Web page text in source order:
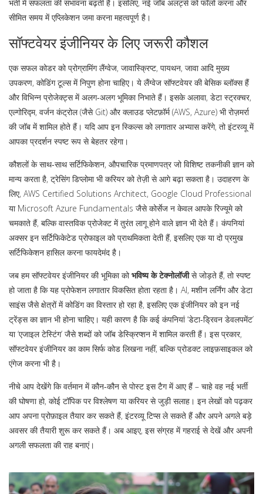
भर्ती में सफलता की संभावना बढ़ती है। इसलिए, नई जॉब अलर्ट्स को फॉलो करना और
सीमित समय में एप्लिकेशन जमा करना महत्वपूर्ण है।
सॉफ्टवेयर इंजीनियर के लिए जरूरी कौशल
एक सफल कोडर कोप्रोग्रामिंग लैंग्वेज, जावास्क्रिप्ट, पायथन, जावा आदि मुख्य
उपकरण, कोडिंग टूल्समें निपुण होना चाहिए। ये लैंग्वेज सॉफ्टवेयर की बेसिक ब्लॉक्स हैं
और विभिन्न प्रोजेक्ट्स में अलग‑अलग भूमिका निभाते हैं। इसके अलावा, डेटा स्ट्रक्चर,
एल्गोरिद्म, वर्जन कंट्रोल (जैसे Git) और क्लाउड प्लेटफ़ॉर्म (AWS, Azure) भी रोज़मर्रा
की जॉब में शामिल होते हैं। यदि आप इन स्किल्स को लगातार अभ्यास करेंगे, तो इंटरव्यू में
आपका प्रदर्शन स्पष्ट रूप से बेहतर रहेगा।
कौशलों के साथ‑साथसर्टिफिकेशन, औपचारिक प्रमाणपत्र जो विशिष्ट तकनीकी ज्ञान को
मान्य करता है, ट्रेसिंग डिप्लोमाभी करियर को तेज़ी से आगे बढ़ा सकता है। उदाहरण के
लिए, AWS Certified Solutions Architect, Google Cloud Professional
या Microsoft Azure Fundamentals जैसे कोर्सेज न केवल आपके रिज्यूमे को
चमकाते हैं, बल्कि वास्तविक प्रोजेक्ट में तुरंत लागू होने वाले ज्ञान भी देते हैं। कंपनियां
अक्सर इन सर्टिफिकेटेड प्रोफाइल को प्राथमिकता देती हैं, इसलिए एक या दो प्रमुख
सर्टिफिकेशन हासिल करना फायदेमंद है।
जब हम सॉफ्टवेयर इंजीनियर की भूमिका कोभविष्य के टेक्नोलॉजीसे जोड़ते हैं, तो स्पष्ट
हो जाता है कि यह प्रोफेशन लगातार विकसित होता रहता है। AI, मशीन लर्निंग और डेटा
साइंस जैसे क्षेत्रों में कोडिंग का विस्तार हो रहा है, इसलिए एक इंजीनियर को इन नई
ट्रेंड्स का ज्ञान भी होना चाहिए। यही कारण है कि कई कंपनियां ‘डेटा‑ड्रिवन डेवलपमेंट’
या ‘एजाइल टेस्टिंग’ जैसे शब्दों को जॉब डेस्क्रिप्शन में शामिल करती हैं। इस प्रकार,
सॉफ्टवेयर इंजीनियर का काम सिर्फ कोड लिखना नहीं, बल्कि प्रोडक्ट लाइफ़साइकल को
एंगेज करना भी है।
नीचे आप देखेंगे कि वर्तमान में कौन‑कौन से पोस्ट इस टैग में आए हैं – चाहे वह नई भर्ती
की घोषणा हो, कोई टॉपिक पर विश्लेषण या करियर से जुड़ी सलाह। इन लेखों को पढ़कर
आप अपना प्रोफ़ाइल तैयार कर सकते हैं, इंटरव्यू टिप्स ले सकते हैं और अपने अगले बड़े
अवसर की तैयारी शुरू कर सकते हैं। अब आइए, इस संग्रह में गहराई से देखें और अपनी
अगली सफलता की राह बनाएं।